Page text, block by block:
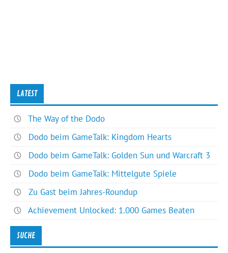
LATEST
The Way of the Dodo
Dodo beim GameTalk: Kingdom Hearts
Dodo beim GameTalk: Golden Sun und Warcraft 3
Dodo beim GameTalk: Mittelgute Spiele
Zu Gast beim Jahres-Roundup
Achievement Unlocked: 1.000 Games Beaten
SUCHE